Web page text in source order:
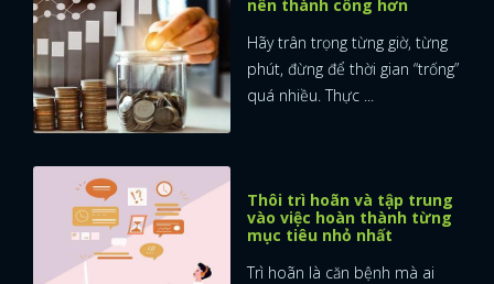
FACEBOOK GOOGLE
nên thành công hơn
Hãy trân trọng từng giờ, từng
phút, đừng để thời gian “trống”
quá nhiều. Thực ...
Thôi trì hoãn và tập trung
vào việc hoàn thành từng
mục tiêu nhỏ nhất
Trì hoãn là căn bệnh mà ai